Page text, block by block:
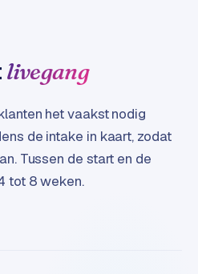
livegang
het vaakst nodig
de intake in kaart, zodat
Tussen de start en de
tot 8 weken.